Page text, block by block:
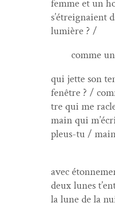
femme et un
s’étreignaient
lumière ? /
comme un
qui jette son
fenêtre ? /
tre qui me
main qui
pleus-tu /
avec
deux lunes
la lune de la